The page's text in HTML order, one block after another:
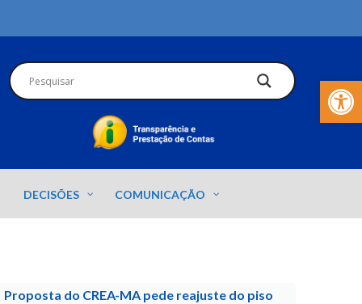
Barra de
DECISÕES COMUNICAÇÃO
Proposta do CREA-MA pede reajuste do piso